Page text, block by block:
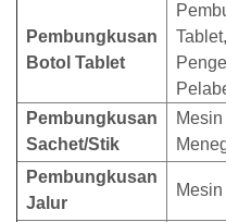
Pembungkusan
Botol Tablet
Pembungkusan
Sachet/Stik
Pembungkusan
Jalur